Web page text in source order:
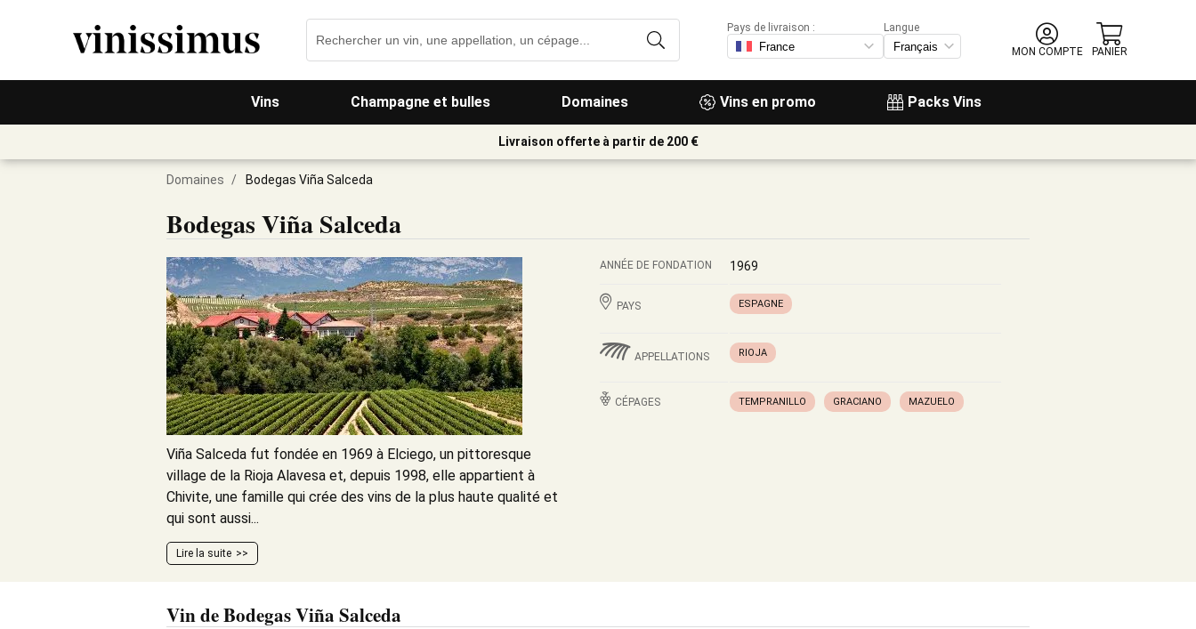
Vins Champagne et bulles Domaines Vins en promo Packs Vins
Pays de livraison :
Langue
MON COMPTE
PANIER
Livraison offerte à partir de 200 €
Domaines / Bodegas Viña Salceda
Bodegas Viña Salceda
Viña Salceda fut fondée en 1969 à Elciego, un pittoresque
village de la Rioja Alavesa et, depuis 1998, elle appartient à
Chivite, une famille qui crée des vins de la plus haute qualité et
qui sont aussi...
Lire la suite
ANNÉE DE FONDATION 1969
PAYS ESPAGNE
APPELLATIONS RIOJA
CÉPAGES TEMPRANILLO GRACIANO MAZUELO
Vin de Bodegas Viña Salceda